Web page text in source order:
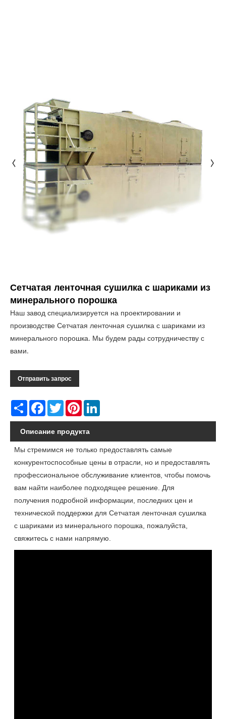
Сетчатая ленточная сушилка с шариками из
минерального порошка
Наш завод специализируется на проектировании и
производстве Сетчатая ленточная сушилка с шариками из
минерального порошка. Мы будем рады сотрудничеству с
вами.
Отправить запрос
Share FacebookTwitterPinterest
Описание продукта
Мы стремимся не только предоставлять самые
конкурентоспособные цены в отрасли, но и предоставлять
профессиональное обслуживание клиентов, чтобы помочь
вам найти наиболее подходящее решение. Для
получения подробной информации, последних цен и
технической поддержки для Сетчатая ленточная сушилка
с шариками из минерального порошка, пожалуйста,
свяжитесь с нами напрямую.